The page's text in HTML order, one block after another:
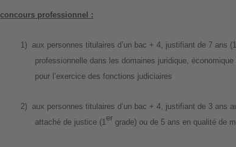
concours professionnel :
1) aux personnes titulaires d’un bac + 4, justifiant de 7 ans (1
professionnelle dans les domaines juridique,
pour l’exercice des fonctions judiciaires
2) aux personnes titulaires d’un bac + 4, justifiant de 3 ans
attaché de justice (1er grade) ou de 5 ans en qualité de